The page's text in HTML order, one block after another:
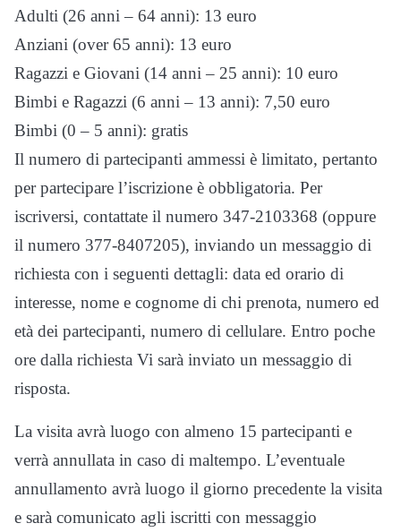
Adulti (26 anni – 64 anni): 13 euro
Anziani (over 65 anni): 13 euro
Ragazzi e Giovani (14 anni – 25 anni): 10 euro
Bimbi e Ragazzi (6 anni – 13 anni): 7,50 euro
Bimbi (0 – 5 anni): gratis
Il numero di partecipanti ammessi è limitato, pertanto
per partecipare l’iscrizione è obbligatoria. Per
iscriversi, contattate il numero 347-2103368 (oppure
il numero 377-8407205), inviando un messaggio di
richiesta con i seguenti dettagli: data ed orario di
interesse, nome e cognome di chi prenota, numero ed
età dei partecipanti, numero di cellulare. Entro poche
ore dalla richiesta Vi sarà inviato un messaggio di
risposta.
La visita avrà luogo con almeno 15 partecipanti e
verrà annullata in caso di maltempo. L’eventuale
annullamento avrà luogo il giorno precedente la visita
e sarà comunicato agli iscritti con messaggio